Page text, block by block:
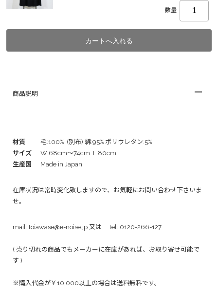
数量
商品説明
材質
毛:100% (別布) 綿:95% ポリウレタン:5%
サイズ
W:68cm～74cm L:80cm
生産国
Made in Japan
在庫状況は常時変化致しますので、お気軽にお問い合わせ下さいま
せ。
mail: toiawase@e-noise.jp 又は tel: 0120-266-127
( 売り切れの商品でもメーカーに在庫があれば、お取り寄せ可能で
す )
※購入代金が￥10,000以上の場合は送料無料です。